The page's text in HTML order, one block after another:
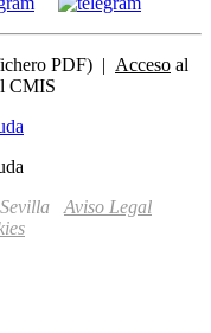
PDF) | Acceso al
CMIS
Aviso Legal